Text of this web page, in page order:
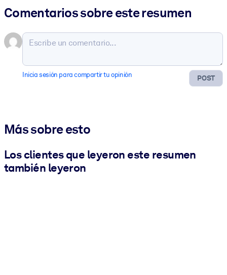
Comentarios sobre este resumen
POST
Inicia sesión para compartir tu opinión
Más sobre esto
Los clientes que leyeron este resumen
también leyeron